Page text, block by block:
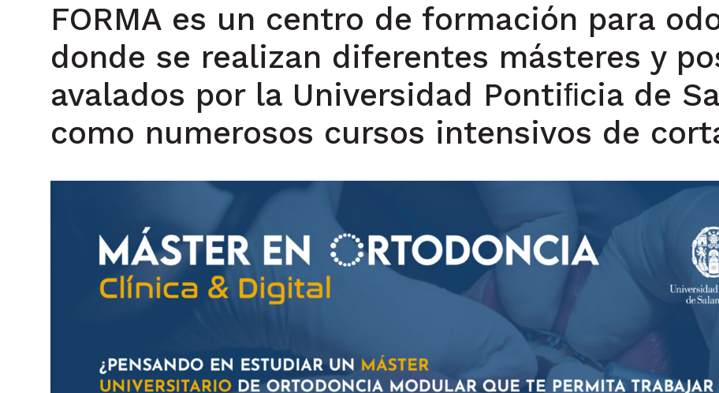
FORMA es un centro de formación para
donde se realizan diferentes másteres y
avalados por la Universidad Pontiﬁcia de
como numerosos cursos intensivos de